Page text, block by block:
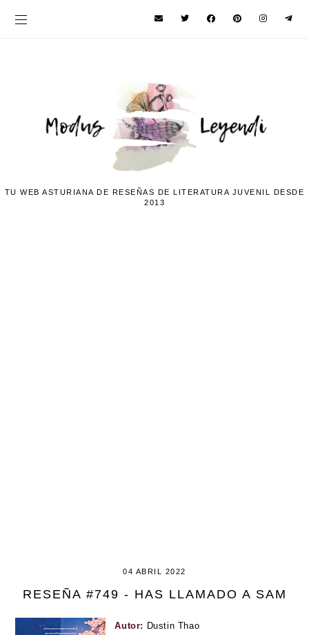
TU WEB ASTURIANA DE RESEÑAS DE LITERATURA JUVENIL DESDE
2013
04 ABRIL 2022
RESEÑA #749 - HAS LLAMADO A SAM
Autor: Dustin Thao